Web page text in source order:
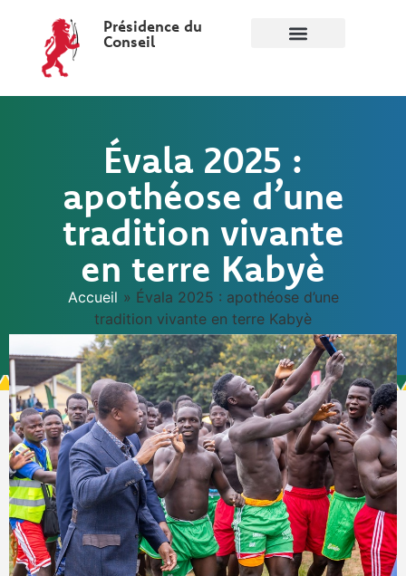
Présidence du
Conseil
Évala 2025 :
apothéose d’une
tradition vivante
en terre Kabyè
Accueil » Évala 2025 : apothéose d’une
tradition vivante en terre Kabyè